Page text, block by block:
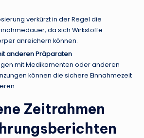
verkürzt in der Regel die
da sich Wirkstoffe
anreichern können.
anderen Präparaten
mit Medikamenten oder anderen
können die sichere Einnahmezeit
Zeitrahmen